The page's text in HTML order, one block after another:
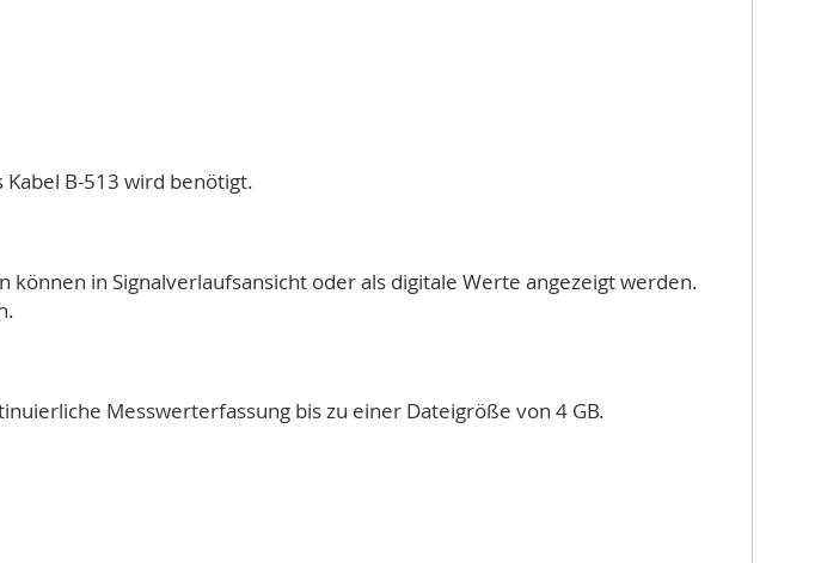
B-513 wird benötigt.
in Signalverlaufsansicht oder als digitale Werte angezeigt werden.
Messwerterfassung bis zu einer Dateigröße von 4 GB.